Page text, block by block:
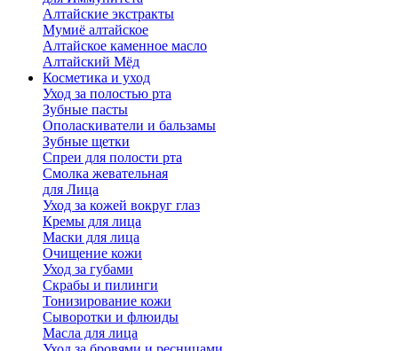
Алтайские экстракты
Мумиё алтайское
Алтайское каменное масло
Алтайский Мёд
Косметика и уход
Уход за полостью рта
Зубные пасты
Ополаскиватели и бальзамы
Зубные щетки
Спреи для полости рта
Смолка жевательная
для Лица
Уход за кожей вокруг глаз
Кремы для лица
Маски для лица
Очищение кожи
Уход за губами
Скрабы и пилинги
Тонизирование кожи
Сыворотки и флюиды
Масла для лица